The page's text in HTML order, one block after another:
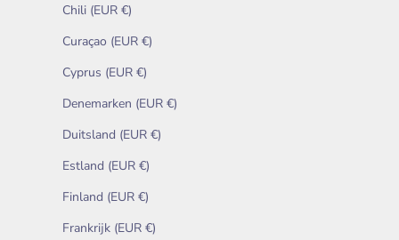
Chili (EUR €)
Curaçao (EUR €)
Cyprus (EUR €)
Denemarken (EUR €)
Duitsland (EUR €)
Estland (EUR €)
Finland (EUR €)
Frankrijk (EUR €)